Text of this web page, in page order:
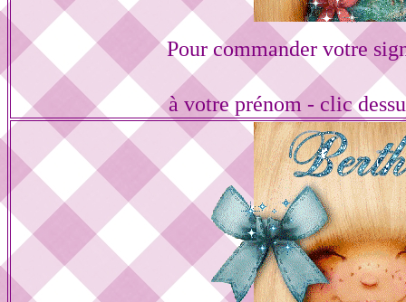
Pour commander votre
à votre prénom - clic